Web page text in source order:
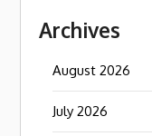
Archives
August 2026
July 2026